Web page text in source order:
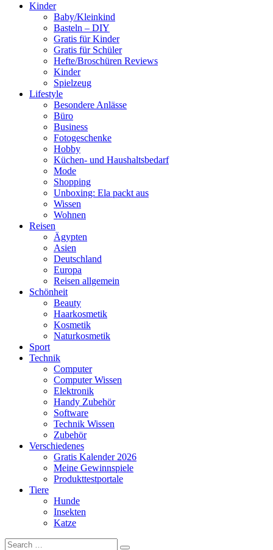
Kinder
Baby/Kleinkind
Basteln – DIY
Gratis für Kinder
Gratis für Schüler
Hefte/Broschüren Reviews
Kinder
Spielzeug
Lifestyle
Besondere Anlässe
Büro
Business
Fotogeschenke
Hobby
Küchen- und Haushaltsbedarf
Mode
Shopping
Unboxing: Ela packt aus
Wissen
Wohnen
Reisen
Ägypten
Asien
Deutschland
Europa
Reisen allgemein
Schönheit
Beauty
Haarkosmetik
Kosmetik
Naturkosmetik
Sport
Technik
Computer
Computer Wissen
Elektronik
Handy Zubehör
Software
Technik Wissen
Zubehör
Verschiedenes
Gratis Kalender 2026
Meine Gewinnspiele
Produkttestportale
Tiere
Hunde
Insekten
Katze